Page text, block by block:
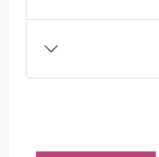
لا يدَعُ مجالًا
للشكِّ والتردد؛